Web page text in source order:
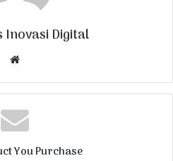
Inovasi Digital
b
s
i
You Purchase